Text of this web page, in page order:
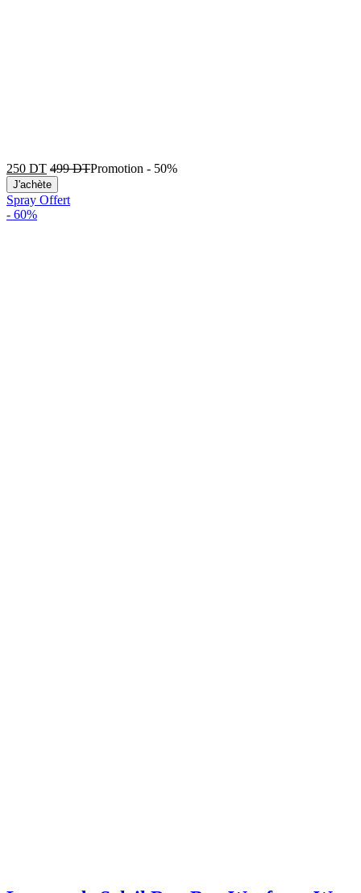
250 DT 499DTPromotion - 50%
J'achète
Spray Offert
- 60%